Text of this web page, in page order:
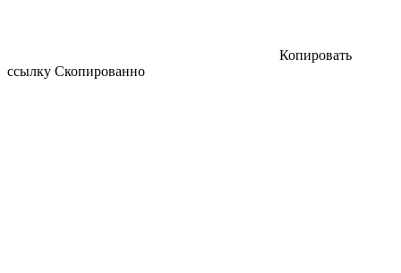
Копировать
ссылку Скопированно